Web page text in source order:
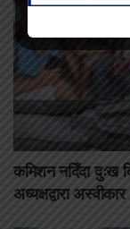
कमिशन नदिँदा दुःख
अध्यक्षद्वारा अस्वीकार